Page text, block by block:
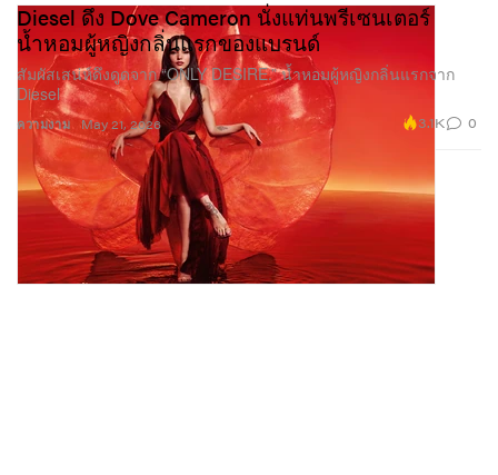
ความงาม
Diesel ดึง Dove Cameron นั่งแท่นพรีเซนเตอร์
น้ำหอมผู้หญิงกลิ่นแรกของแบรนด์
สัมผัสเสน่ห์ดึงดูดจาก “ONLY DESIRE.” น้ำหอมผู้หญิงกลิ่นแรกจาก
Diesel
May 21, 2026 3.1K 0